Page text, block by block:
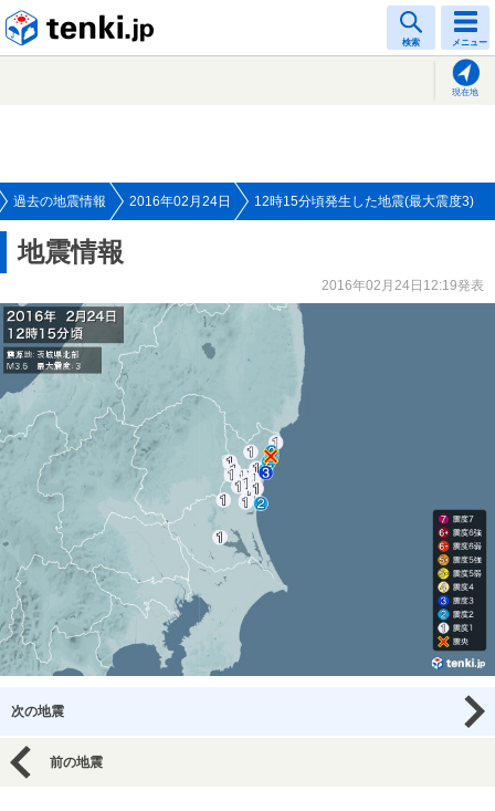
検索 メニュー
現在地
過去の地震情報 2016年02月24日 12時15分頃発生した地震(最大震度3)
地震情報
2016年02月24日12:19発表
次の地震
前の地震